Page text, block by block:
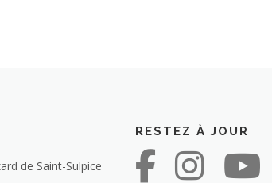
de Saint-Sulpice
RESTEZ À JOUR